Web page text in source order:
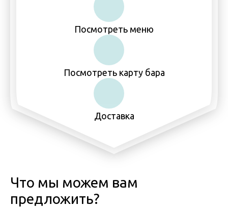
Посмотреть меню
Посмотреть карту бара
Доставка
Что мы можем вам
предложить?